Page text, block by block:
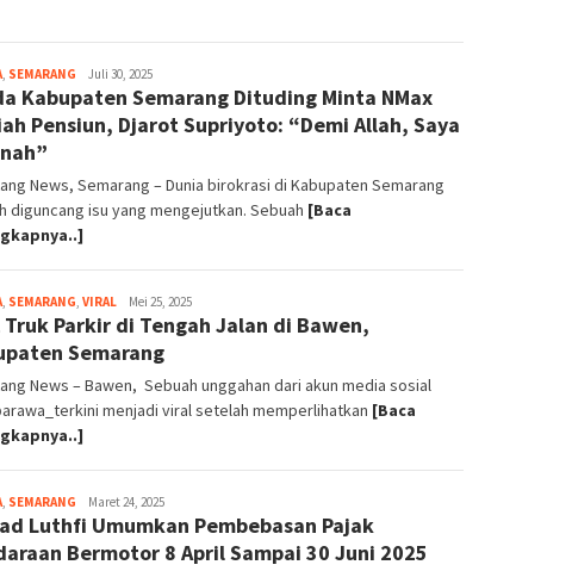
, SEMARANG magelangnews
Juli 30, 2025
Kabupaten Semarang Dituding Minta NMax
Pensiun, Djarot Supriyoto: “Demi Allah, Saya
News, Semarang – Dunia birokrasi di Kabupaten Semarang
diguncang isu yang mengejutkan. Sebuah [Baca
, SEMARANG, VIRAL magelangnews
Mei 25, 2025
Truk Parkir di Tengah Jalan di Bawen,
Semarang
News – Bawen, Sebuah unggahan dari akun media sosial
menjadi viral setelah memperlihatkan [Baca
, SEMARANG magelangnews
Maret 24, 2025
Luthfi Umumkan Pembebasan Pajak
Bermotor 8 April Sampai 30 Juni 2025